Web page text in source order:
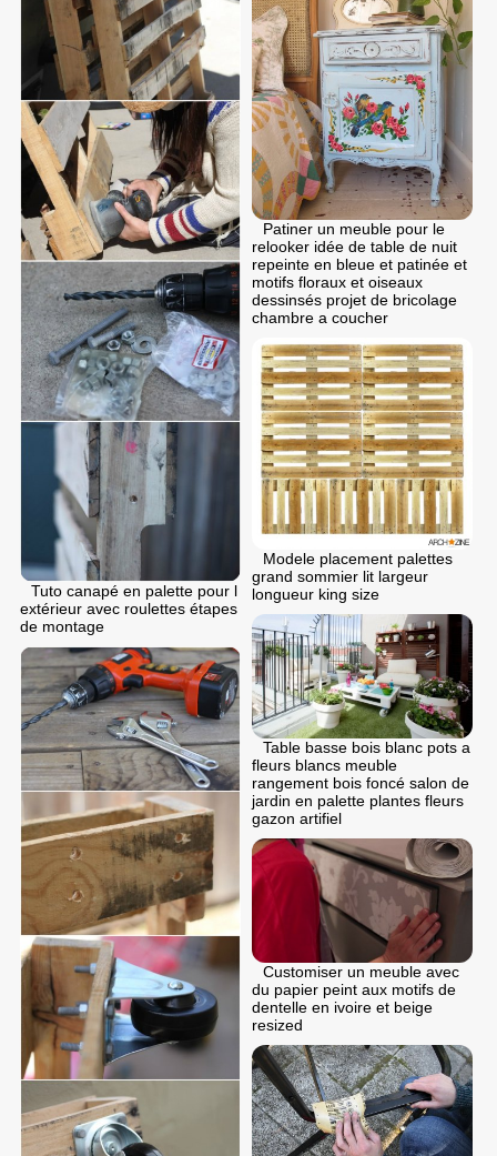
Patiner un meuble pour le
relooker idée de table de nuit
repeinte en bleue et patinée et
motifs floraux et oiseaux
dessinsés projet de bricolage
chambre a coucher
Tuto canapé en palette pour l
extérieur avec roulettes étapes
de montage
Modele placement palettes
grand sommier lit largeur
longueur king size
Table basse bois blanc pots a
fleurs blancs meuble
rangement bois foncé salon de
jardin en palette plantes fleurs
gazon artifiel
Customiser un meuble avec
du papier peint aux motifs de
dentelle en ivoire et beige
resized